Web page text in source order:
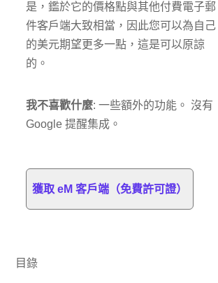
是，鑑於它的價格點與其他付費電子郵
件客戶端大致相當，因此您可以為自己
的美元期望更多一點，這是可以原諒
的。
我不喜歡什麼: 一些額外的功能。 沒有
Google 提醒集成。
獲取 eM 客戶端（免費許可證）
目錄